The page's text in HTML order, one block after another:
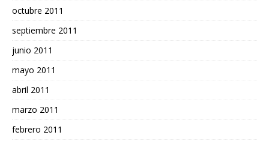
octubre 2011
septiembre 2011
junio 2011
mayo 2011
abril 2011
marzo 2011
febrero 2011